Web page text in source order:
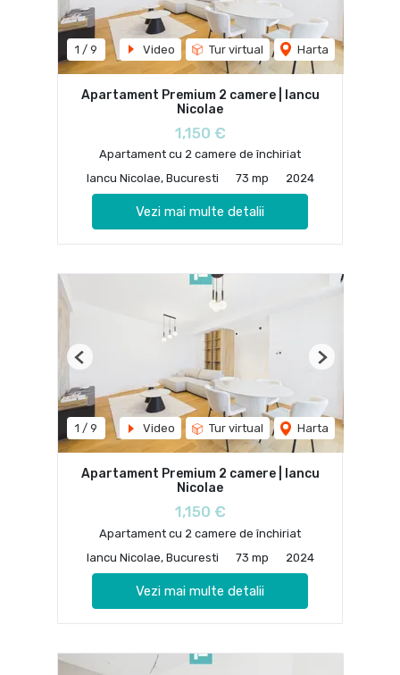
1 / 9 Video Tur virtual Harta
Apartament Premium 2 camere | Iancu
Nicolae
1,150 €
Apartament cu 2 camere de închiriat
Iancu Nicolae, Bucuresti
73 mp 2024
Vezi mai multe detalii
1 / 9 Video Tur virtual Harta
Previous Next
Apartament Premium 2 camere | Iancu
Nicolae
1,150 €
Apartament cu 2 camere de închiriat
Iancu Nicolae, Bucuresti
73 mp 2024
Vezi mai multe detalii